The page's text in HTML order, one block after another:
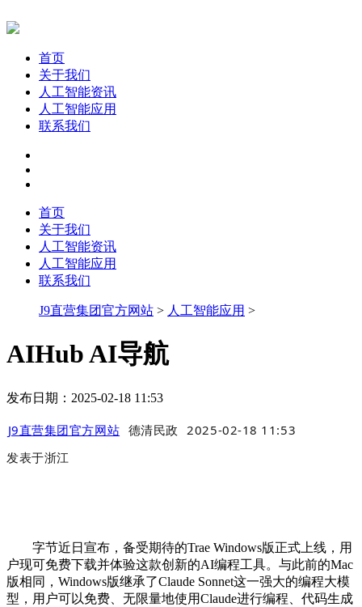
首页
关于我们
人工智能资讯
人工智能应用
联系我们
首页
关于我们
人工智能资讯
人工智能应用
联系我们
J9直营集团官方网站 > 人工智能应用 >
AIHub AI导航
发布日期：2025-02-18 11:53
J9直营集团官方网站 德清民政
2025-02-18 11:53
发表于浙江
字节近日宣布，备受期待的Trae Windows版正式上线，用
户现可免费下载并体验这款创新的AI编程工具。与此前的Mac
版相同，Windows版继承了Claude Sonnet这一强大的编程大模
型，用户可以免费、无限量地使用Claude进行编程、代码生成